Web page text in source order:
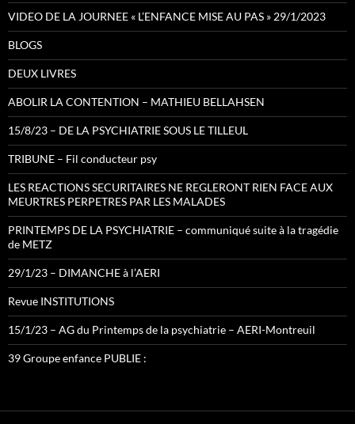
VIDEO DE LA JOURNEE « L’ENFANCE MISE AU PAS » 29/1/2023
BLOGS
DEUX LIVRES
ABOLIR LA CONTENTION – MATHIEU BELLAHSEN
15/8/23 – DE LA PSYCHIATRIE SOUS LE TILLEUL
TRIBUNE – Fil conducteur psy
LES REACTIONS SECURITAIRES NE REGLERONT RIEN FACE AUX
MEURTRES PERPETRES PAR LES MALADES
PRINTEMPS DE LA PSYCHIATRIE – communiqué suite à la tragédie
de METZ
29/1/23 – DIMANCHE à l’AERI
Revue INSTITUTIONS
15/1/23 – AG du Printemps de la psychiatrie – AERI-Montreuil
39 Groupe enfance PUBLIE :